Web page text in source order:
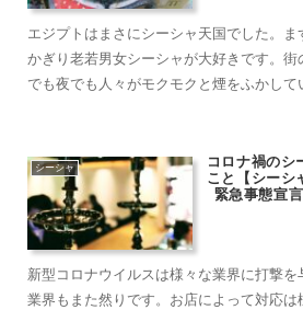
エジプトはまさにシーシャ天国でした。
かぎり老若男女シーシャが大好きです。
でも夜でも人々がモクモクと煙をふかして
は街歩きをするだ……
シーシャ
コロナ禍のシ
こと【シーシ
緊急事態宣
新型コロナウイルスは様々な業界に打撃を
業界もまた然りです。お店によって対応